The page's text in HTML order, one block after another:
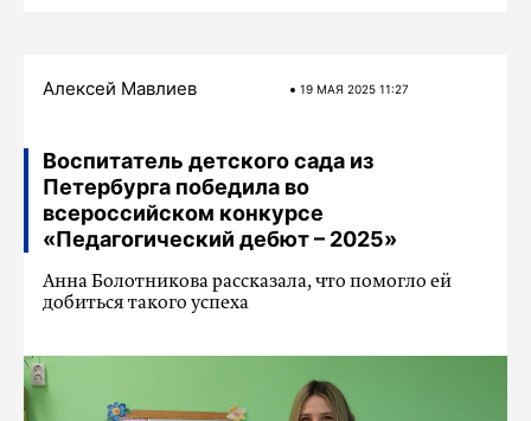
Алексей Мавлиев 19 МАЯ 2025 11:27
Воспитатель детского сада из
Петербурга победила во
всероссийском конкурсе
«Педагогический дебют – 2025»
Анна Болотникова рассказала, что помогло ей
добиться такого успеха